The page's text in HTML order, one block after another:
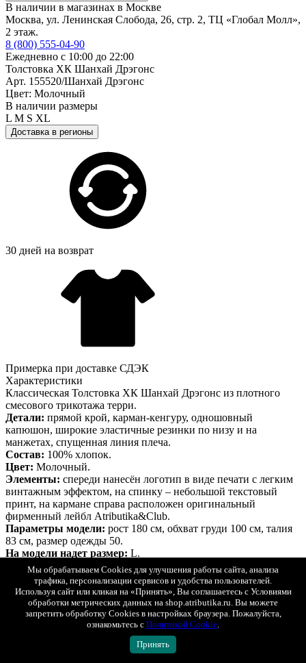
В наличии в магазинах в Москве
Москва, ул. Ленинская Слобода, 26, стр. 2, ТЦ «Глобал Молл»,
2 этаж.
8 (800) 555-04-90
Ежедневно с 10:00 до 22:00
Толстовка ХК Шанхай Дрэгонс
Арт. 155520/Шанхай Дрэгонс
Цвет: Молочный
В наличии размеры
L M S XL
Доставка в регионы
30 дней на возврат
Примерка при доставке СДЭК
Характеристики
Классическая Толстовка ХК Шанхай Дрэгонс из плотного
смесового трикотажа терри.
Детали: прямой крой, карман-кенгуру, одношовный
капюшон, широкие эластичные резинки по низу и на
манжетах, спущенная линия плеча.
Состав: 100% хлопок.
Цвет: Молочный.
Элементы: спереди нанесён логотип в виде печати с легким
винтажным эффектом, на спинку – небольшой текстовый
принт, на кармане справа расположен оригинальный
фирменный лейбл Atributika&Club.
Параметры модели: рост 180 см, обхват груди 100 см, талия
83 см, размер одежды 50.
На модели надет размер: L.
Данная толстовка является
официальным сертифицированным продуктом, упакована в
индивидуальную упаковку, защищена голограммой, имеет
уникальный штрихкод.
Описание Гарантия Оплата Доставка
Толстовка ХК Шанхай Дрэгонс
Мы обрабатываем Cookies для улучшения работы сайта, анализа
трафика, персонализации сервисов и удобства пользователей.
Используя сайт или кликая на «Принять», Вы соглашаетесь с Условиями
обработки метрических данных на shop.atributika.ru. Вы можете
запретить обработку Cookies в настройках браузера. Пожалуйста,
ознакомьтесь с Политикой Cookie.
Принять